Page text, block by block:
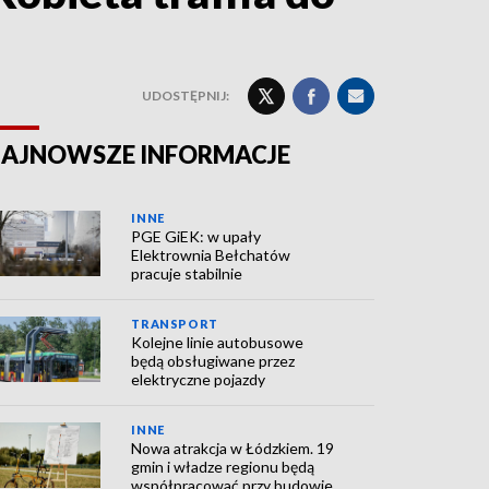
UDOSTĘPNIJ:
INFORMACJE
INNE
PGE GiEK: w upały
Elektrownia Bełchatów
pracuje stabilnie
TRANSPORT
Kolejne linie autobusowe
będą obsługiwane przez
elektryczne pojazdy
INNE
Nowa atrakcja w Łódzkiem. 19
gmin i władze regionu będą
współpracować przy budowie